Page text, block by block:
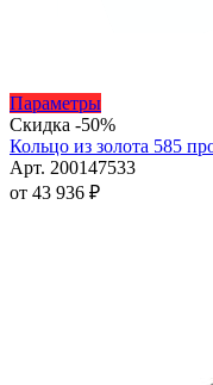
ПараметрыЭтот
товар
имеет
несколько
Скидка -50%
Кольцо из золота 585
Арт. 200147533
от 43 936 ₽